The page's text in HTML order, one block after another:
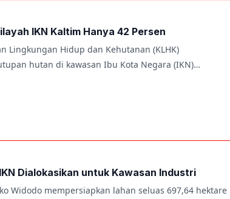
IKN Kaltim Hanya 42 Persen
Lingkungan Hidup dan Kehutanan (KLHK)
hutan di kawasan Ibu Kota Negara (IKN)
Dialokasikan untuk Kawasan Industri
Widodo mempersiapkan lahan seluas 697,64 hektare